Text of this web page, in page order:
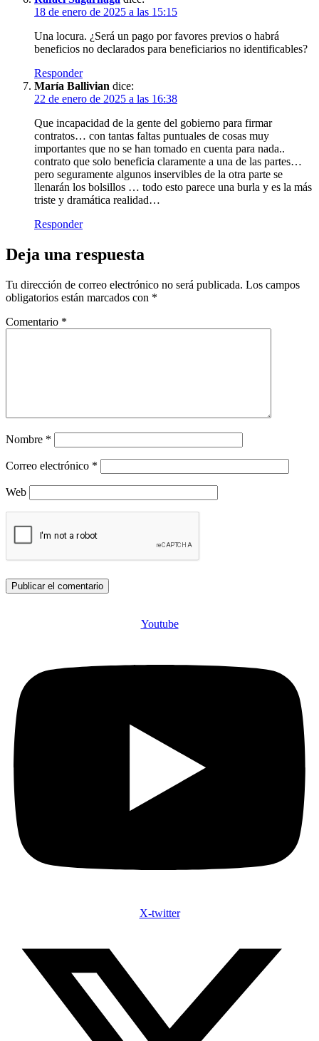
18 de enero de 2025 a las 15:15
Una locura. ¿Será un pago por favores previos o habrá
beneficios no declarados para beneficiarios no identificables?
Responder
María Ballivian dice:
22 de enero de 2025 a las 16:38
Que incapacidad de la gente del gobierno para firmar
contratos… con tantas faltas puntuales de cosas muy
importantes que no se han tomado en cuenta para nada..
contrato que solo beneficia claramente a una de las partes…
pero seguramente algunos inservibles de la otra parte se
llenarán los bolsillos … todo esto parece una burla y es la más
triste y dramática realidad…
Responder
Deja una respuesta
Tu dirección de correo electrónico no será publicada. Los campos
obligatorios están marcados con *
Comentario *
Nombre *
Correo electrónico *
Web
Youtube
X-twitter